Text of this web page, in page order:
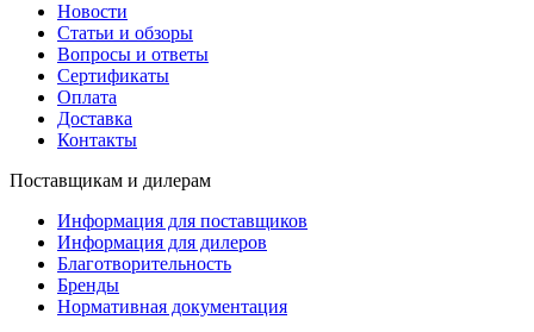
Новости
Статьи и обзоры
Вопросы и ответы
Сертификаты
Оплата
Доставка
Контакты
Поставщикам и дилерам
Информация для поставщиков
Информация для дилеров
Благотворительность
Бренды
Нормативная документация